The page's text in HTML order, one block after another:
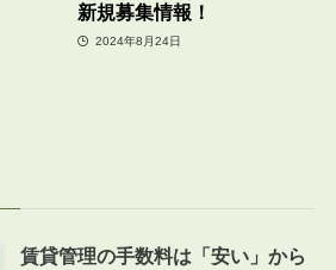
新規募集情報！
2024年8月24日
賃貸管理の手数料は「安い」から